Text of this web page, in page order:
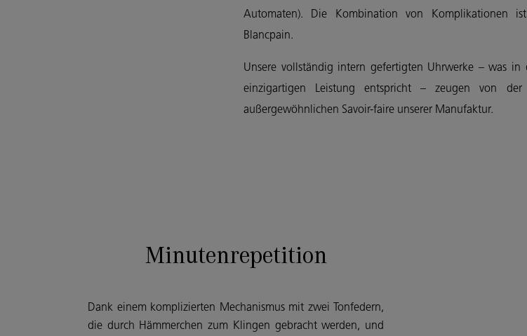
Automaten). Die Kombination von Komplikationen
Blancpain.
Unsere vollständig intern gefertigten Uhrwerke – was
einzigartigen Leistung entspricht – zeugen von
außergewöhnlichen Savoir-faire unserer Manufaktur.
Minutenrepetition
Dank einem komplizierten Mechanismus mit zwei Tonfedern,
die durch Hämmerchen zum Klingen gebracht werden, und